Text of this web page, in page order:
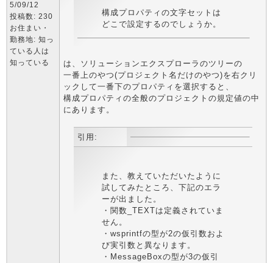
5/09/12
投稿数: 230
お住まい・
勤務地: 知っ
ている人は
知っている
構成プロパティの文字セットは
どこで設定するのでしょうか。
は、ソリューションエクスプローラのツリーの
一番上のやつ(プロジェクト名だけのやつ)を右クリ
ックして一番下のプロパティを選択すると、
構成プロパティの全般のプロジェクトの規定値の中
にあります。
引用:
また、教えていただいたように
試してみたところ、下記のエラ
ーが出ました。
・関数_TEXTは定義されていま
せん。
・wsprintfの型が2の仮引数およ
び実引数と異なります。
・MessageBoxの型が3の仮引